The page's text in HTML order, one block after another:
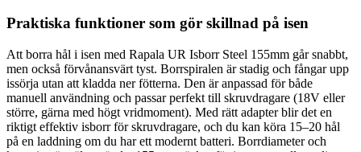
Praktiska funktioner som gör skillnad på isen
Att borra hål i isen med Rapala UR Isborr Steel 155mm går snabbt,
men också förvånansvärt tyst. Borrspiralen är stadig och fångar upp
issörja utan att kladda ner fötterna. Den är anpassad för både
manuell användning och passar perfekt till skruvdragare (18V eller
större, gärna med högt vridmoment). Med rätt adapter blir det en
riktigt effektiv isborr för skruvdragare, och du kan köra 15–20 hål
på en laddning om du har ett modernt batteri. Borrdiameter och